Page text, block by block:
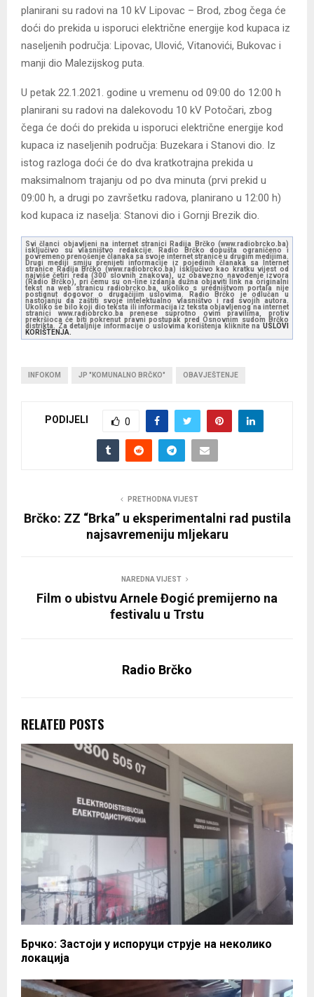
planirani su radovi na 10 kV Lipovac – Brod, zbog čega će
doći do prekida u isporuci električne energije kod kupaca iz
naseljenih područja: Lipovac, Ulović, Vitanovići, Bukovac i
manji dio Malezijskog puta.
U petak 22.1.2021. godine u vremenu od 09:00 do 12:00 h
planirani su radovi na dalekovodu 10 kV Potočari, zbog
čega će doći do prekida u isporuci električne energije kod
kupaca iz naseljenih područja: Buzekara i Stanovi dio. Iz
istog razloga doći će do dva kratkotrajna prekida u
maksimalnom trajanju od po dva minuta (prvi prekid u
09:00 h, a drugi po završetku radova, planirano u 12:00 h)
kod kupaca iz naselja: Stanovi dio i Gornji Brezik dio.
Svi članci objavljeni na internet stranici Radija Brčko (www.radiobrcko.ba)
isključivo su vlasništvo redakcije. Radio Brčko dopušta ograničeno i
povremeno prenošenje članaka sa svoje internet stranice u drugim medijima.
Drugi mediji smiju prenijeti informacije iz pojedinih članaka sa Internet
stranice Radija Brčko (www.radiobrcko.ba) isključivo kao kratku vijest od
najviše četiri reda (300 slovnih znakova), uz obavezno navođenje izvora
(Radio Brčko), pri čemu su on-line izdanja dužna objaviti link na originalni
tekst na web stranicu radiobrcko.ba, ukoliko s uredništvom portala nije
postignut dogovor o drugačijim uslovima. Radio Brčko je odlučan u
nastojanju da zaštiti svoje intelektualno vlasništvo i rad svojih autora.
Ukoliko se bilo koji dio teksta ili informacija iz teksta objavljenog na internet
stranici www.radiobrcko.ba prenese suprotno ovim pravilima, protiv
prekršioca će biti pokrenut pravni postupak pred Osnovnim sudom Brčko
distrikta. Za detaljnije informacije o uslovima korištenja kliknite na USLOVI
KORIŠTENJA.
INFOKOM JP "KOMUNALNO BRČKO" OBAVJEŠTENJE
PODIJELI 0
PRETHODNA VIJEST
Brčko: ZZ “Brka” u eksperimentalni rad pustila
najsavremeniju mljekaru
NAREDNA VIJEST
Film o ubistvu Arnele Đogić premijerno na
festivalu u Trstu
Radio Brčko
RELATED POSTS
Брчко: Застоји у испоруци струје на неколико
локација